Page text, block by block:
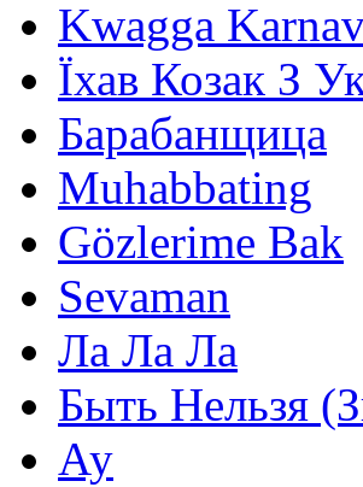
Kwagga
Їхав Козак З
Барабанщица
Muhabbating
Gözlerime Bak
Sevaman
Ла Ла Ла
Быть Нельзя
Ау